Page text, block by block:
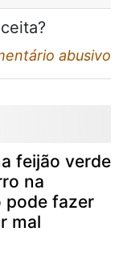
abusivo
feijão verde
na
pode fazer
mal